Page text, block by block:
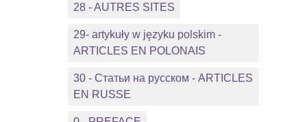
28 - AUTRES SITES
29- artykuły w języku polskim -
ARTICLES EN POLONAIS
30 - Статьи на русском - ARTICLES
EN RUSSE